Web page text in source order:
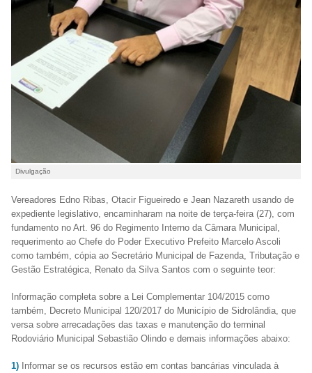
Divulgação
Vereadores Edno Ribas, Otacir Figueiredo e Jean Nazareth usando de
expediente legislativo, encaminharam na noite de terça-feira (27), com
fundamento no Art. 96 do Regimento Interno da Câmara Municipal,
requerimento ao Chefe do Poder Executivo Prefeito Marcelo Ascoli
como também, cópia ao Secretário Municipal de Fazenda, Tributação e
Gestão Estratégica, Renato da Silva Santos com o seguinte teor:
Informação completa sobre a Lei Complementar 104/2015 como
também, Decreto Municipal 120/2017 do Município de Sidrolândia, que
versa sobre arrecadações das taxas e manutenção do terminal
Rodoviário Municipal Sebastião Olindo e demais informações abaixo:
1) Informar se os recursos estão em contas bancárias vinculada à